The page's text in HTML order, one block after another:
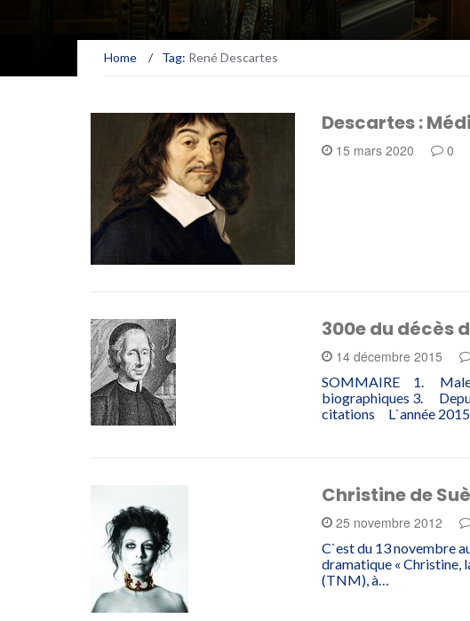
Home / Tag: René Descartes
Descartes :
15 mars 2020 0
300e du décès
14 décembre 2015
SOMMAIRE 1.
biographiques 3.
citations L`année
Christine de
25 novembre 2012
C`est du 13 novembre
dramatique « Christine,
(TNM), à…